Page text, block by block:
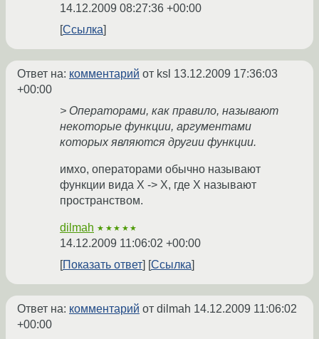
14.12.2009 08:27:36 +00:00
Ссылка
Ответ на: комментарий от ksl 13.12.2009 17:36:03
+00:00
> Операторами, как правило, называют
некоторые функции, аргументами
которых являются другии функции.
имхо, операторами обычно называют
функции вида X -> X, где X называют
пространством.
dilmah ★★★★★
14.12.2009 11:06:02 +00:00
Показать ответ
Ссылка
Ответ на: комментарий от dilmah 14.12.2009 11:06:02
+00:00